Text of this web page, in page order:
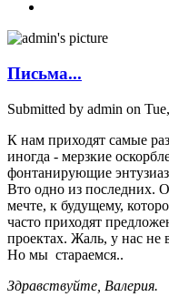
Письма...
Submitted by admin on
К нам приходят самые
иногда - мерзкие
фонтанирующие
Вто одно из последних.
мечте, к будущему,
часто приходят
проектах. Жаль, у нас не
Но мы стараемся..
Здравствуйте, Валерия.